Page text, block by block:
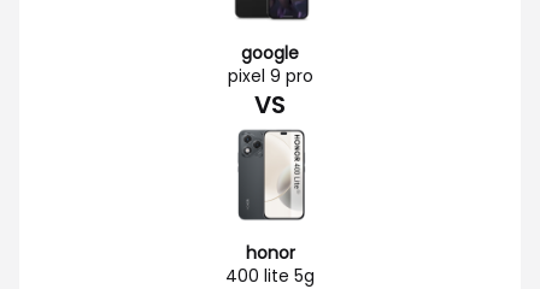
google
pixel 9 pro
VS
honor
400 lite 5g